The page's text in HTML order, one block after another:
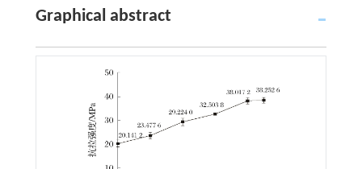
Graphical abstract